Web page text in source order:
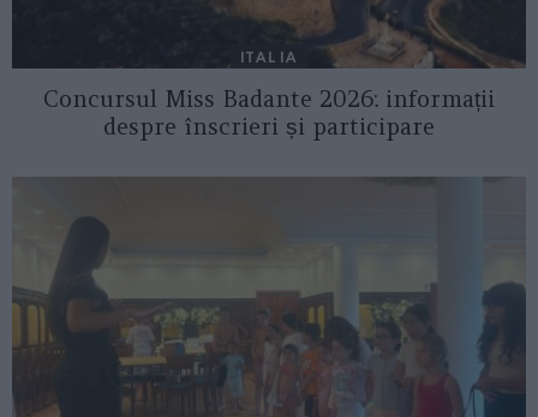
ITALIA
Concursul Miss Badante 2026: informații
despre înscrieri și participare